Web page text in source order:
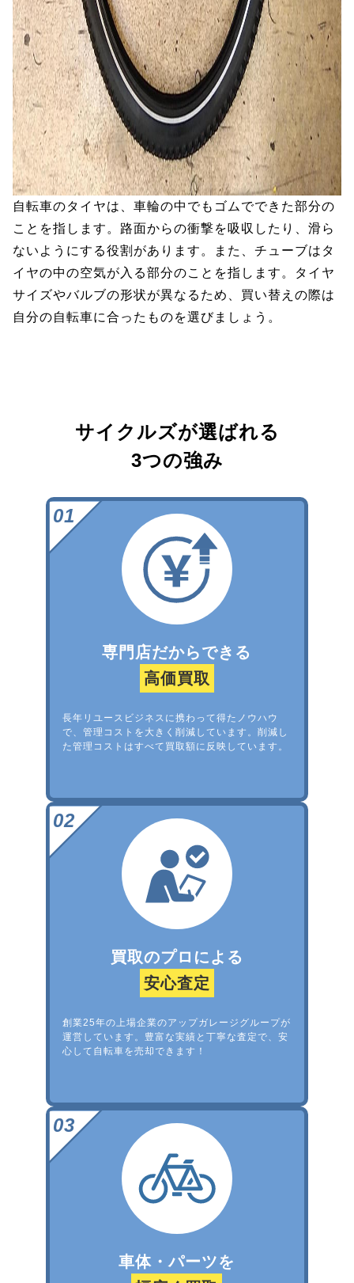
自転車のタイヤは、車輪の中でもゴムでできた部分の
ことを指します。路面からの衝撃を吸収したり、滑ら
ないようにする役割があります。また、チューブはタ
イヤの中の空気が入る部分のことを指します。タイヤ
サイズやバルブの形状が異なるため、買い替えの際は
自分の自転車に合ったものを選びましょう。
サイクルズが選ばれる
3つの強み
専門店だからできる
高価買取
長年リユースビジネスに携わって得たノウハウ
で、管理コストを大きく削減しています。削減し
た管理コストはすべて買取額に反映しています。
買取のプロによる
安心査定
創業25年の上場企業のアップガレージグループが
運営しています。豊富な実績と丁寧な査定で、安
心して自転車を売却できます！
車体・パーツを